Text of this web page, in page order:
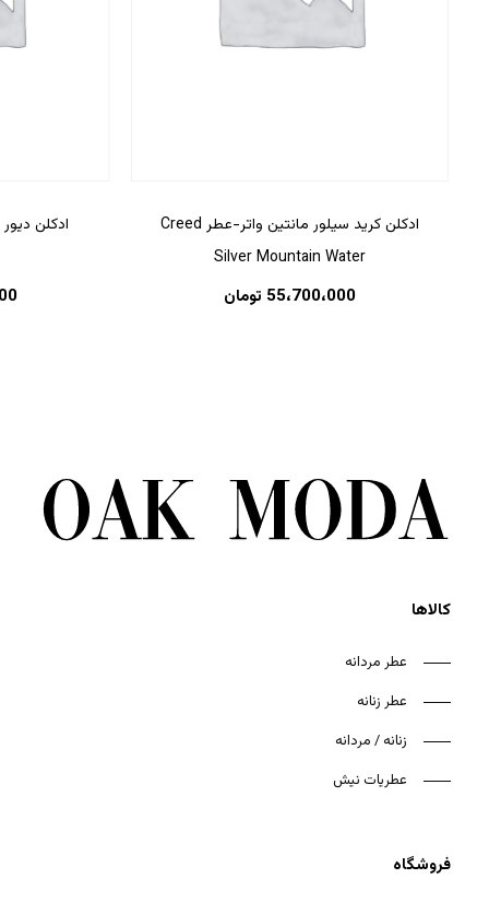
ادکلن کرید سیلور مانتین واتر-عطر Creed
Silver Mountain Water
55،700،000 تومان
کالاها
عطر مردانه
عطر زنانه
زنانه / مردانه
عطریات نیش
فروشگاه